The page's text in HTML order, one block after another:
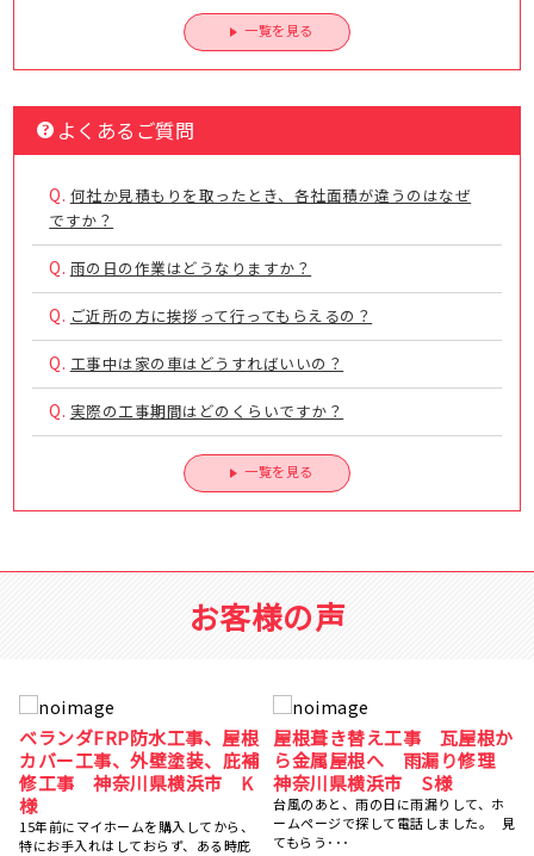
一覧を見る
よくあるご質問
Q. 何社か見積もりを取ったとき、各社面積が違うのはなぜ
ですか？
Q. 雨の日の作業はどうなりますか？
Q. ご近所の方に挨拶って行ってもらえるの？
Q. 工事中は家の車はどうすればいいの？
Q. 実際の工事期間はどのくらいですか？
一覧を見る
お客様の声
屋根塗装、棟鈑金交換、外壁
塗装 神奈川県横浜市 N様
5社くらい提案を聞きましたが、ひかり
塗装さんが一番丁寧にご対応ください
ました。 職人さんも、･･･
ベランダFRP防水工事、屋根
カバー工事、外壁塗装、庇補
修工事 神奈川県横浜市 K
様
15年前にマイホームを購入してから、
特にお手入れはしておらず、ある時庇